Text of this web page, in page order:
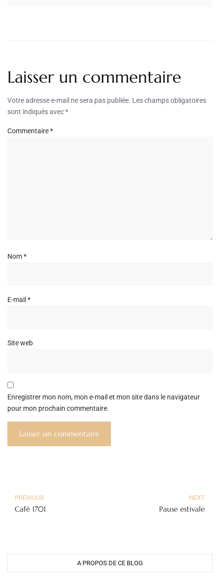
Laisser un commentaire
Votre adresse e-mail ne sera pas publiée. Les champs obligatoires
sont indiqués avec*
Commentaire*
Nom*
E-mail *
Site web
Enregistrer mon nom, mon e-mail et mon site dans le navigateur
pour mon prochain commentaire.
PREVIOUS
Café 1701
NEXT
Pause estivale
A PROPOS DE CE BLOG